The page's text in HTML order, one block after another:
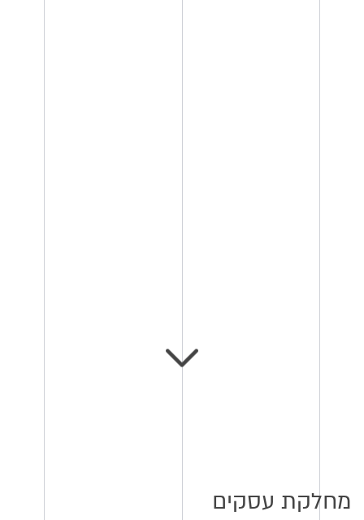
מחלקת עסקים